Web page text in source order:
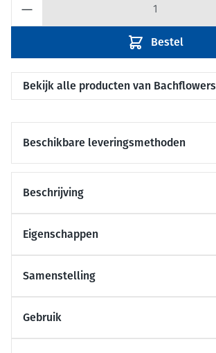
Bestel
Bekijk alle producten van Bachflowers
Beschikbare leveringsmethoden
Beschrijving
Eigenschappen
Samenstelling
Gebruik